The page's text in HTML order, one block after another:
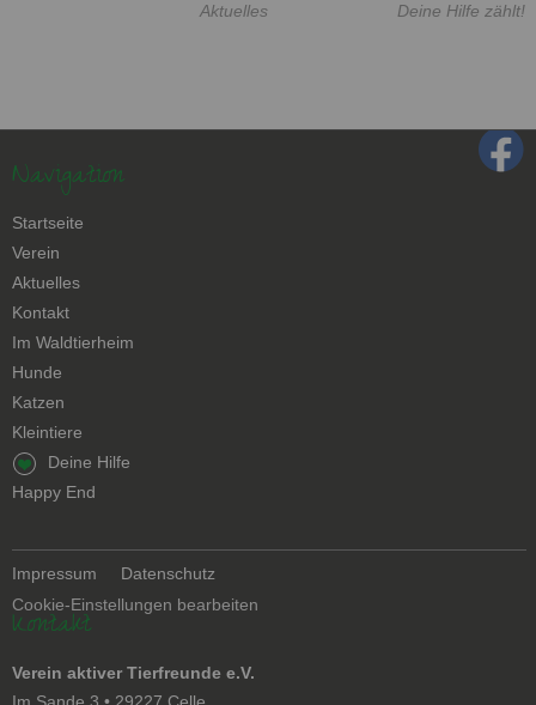
Aktuelles Deine Hilfe zählt!
Navigation
Navigation
überspringen
Startseite
Verein
Aktuelles
Kontakt
Navigation
überspringen
Im Waldtierheim
Hunde
Katzen
Kleintiere
Navigation
überspringen
Deine Hilfe
Happy End
Navigation
überspringen
Impressum
Datenschutz
Cookie-Einstellungen bearbeiten
Kontakt
Verein aktiver Tierfreunde e.V.